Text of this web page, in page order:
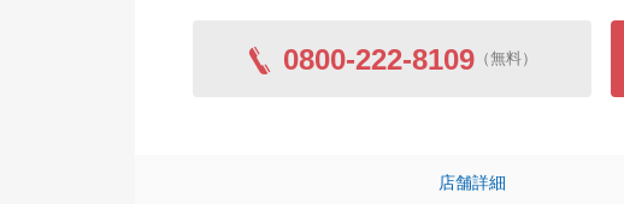
0800-222-8109 （無料）
店舗詳細